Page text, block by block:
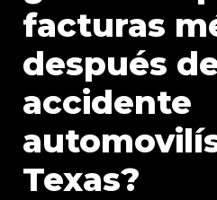
facturas
después
accidente
Texas?